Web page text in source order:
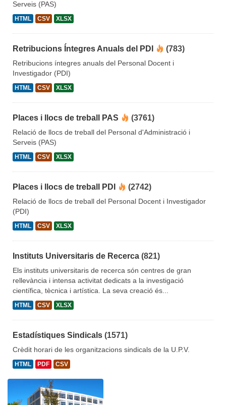
Serveis (PAS)
HTML CSV XLSX
Retribucions Íntegres Anuals del PDI (783)
Retribucions íntegres anuals del Personal Docent i
Investigador (PDI)
HTML CSV XLSX
Places i llocs de treball PAS (3761)
Relació de llocs de treball del Personal d'Administració i
Serveis (PAS)
HTML CSV XLSX
Places i llocs de treball PDI (2742)
Relació de llocs de treball del Personal Docent i Investigador
(PDI)
HTML CSV XLSX
Instituts Universitaris de Recerca (821)
Els instituts universitaris de recerca són centres de gran
rellevància i intensa activitat dedicats a la investigació
científica, tècnica i artística. La seva creació és...
HTML CSV XLSX
Estadístiques Sindicals (1571)
Crèdit horari de les organitzacions sindicals de la U.P.V.
HTML PDF CSV